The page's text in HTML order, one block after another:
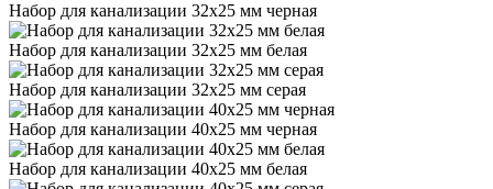
Набор для канализации 32х25 мм черная
Набор для канализации 32х25 мм белая
Набор для канализации 32х25 мм серая
Набор для канализации 40х25 мм черная
Набор для канализации 40х25 мм белая